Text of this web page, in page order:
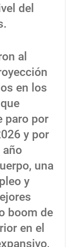
del
al
en los
paro por
y por
año
una
y
boom de
en el